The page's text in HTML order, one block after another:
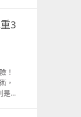
光
一
水
。
基
食
或
器
3
！
，
是